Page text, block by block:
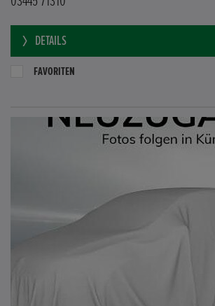
DETAILS
FAVORITEN